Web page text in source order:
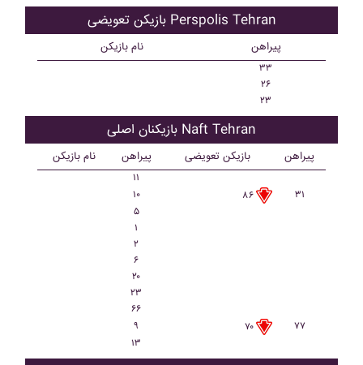
بازیکن تعویضی Perspolis Tehran
نام بازیکن پیراهن
۳۳
۲۶
۲۳
بازیکنان اصلی Naft Tehran
نام بازیکن پیراهن بازیکن تعویضی پیراهن
۱۱
۱۰
۸۶
۳۱
۵
۱
۲
۶
۲۰
۲۳
۶۶
۹
۷۰
۷۷
۱۳